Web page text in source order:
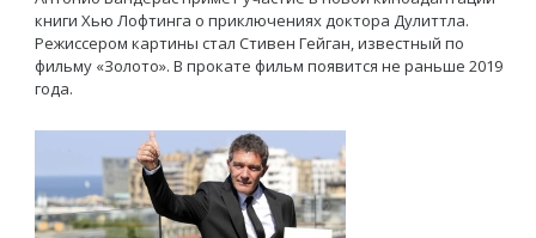
книги Хью Лофтинга о приключениях доктора Дулиттла.
Режиссером картины стал Стивен Гейган, известный по
фильму «Золото». В прокате фильм появится не раньше 2019
года.